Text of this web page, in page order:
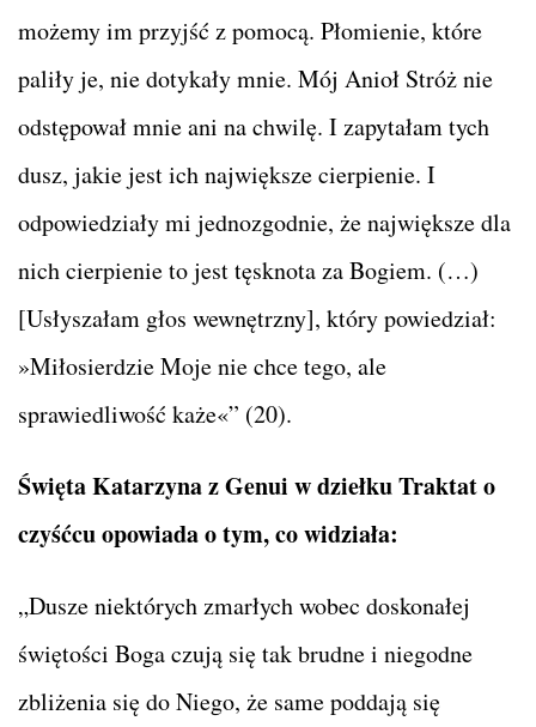
możemy im przyjść z pomocą. Płomienie, które
paliły je, nie dotykały mnie. Mój Anioł Stróż nie
odstępował mnie ani na chwilę. I zapytałam tych
dusz, jakie jest ich największe cierpienie. I
odpowiedziały mi jednozgodnie, że największe dla
nich cierpienie to jest tęsknota za Bogiem. (…)
[Usłyszałam głos wewnętrzny], który powiedział:
»Miłosierdzie Moje nie chce tego, ale
sprawiedliwość każe«” (20).
Święta Katarzyna z Genui w dziełku Traktat o
czyśćcu opowiada o tym, co widziała:
„Dusze niektórych zmarłych wobec doskonałej
świętości Boga czują się tak brudne i niegodne
zbliżenia się do Niego, że same poddają się